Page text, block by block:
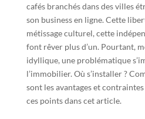
cafés branchés dans des villes
son business en ligne. Cette
métissage culturel, cette
font rêver plus d’un. Pourtant,
idyllique, une problématique
l’immobilier. Où s’installer ?
sont les avantages et
ces points dans cet article.